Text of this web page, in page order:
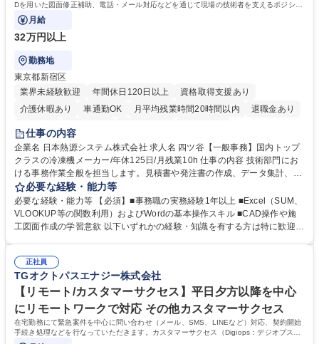
Dを用いた図面修正補助、電話・メール対応などを通じて現場の技術者を支えるポジショ
ンです。
月給
32万円以上
勤務地
東京都新宿区
業界未経験歓迎
年間休日120日以上
資格取得支援あり
介護休暇あり
車通勤OK 月平均残業時間20時間以内
退職金あり
賞与あり
交通費支給
仕事の内容
企業名 日本熱源システム株式会社 求人名 四ツ谷【一般事務】国内トップ
クラスの冷凍機メーカー/年休125日/月残業10h 仕事の内容 技術部門にお
ける事務作業全般を担当します。見積書や発注書の作成、データ集計、C
ADを用いた図面修正補助、電話・メール対応などを通じて現場の技術者
を支えるポジションです。 【仕事内容】■資料の整理、作成、ファイリン
グ、受発注等のデータ入力 ■工事見積書や発注書など案件に関する書面の
作成および管理■Excel関数を用いたデータ集計および管理■CAD操作によ
中で少しずつ身につけられますので、専門知識を持たない方でも安心して
ご応募いただけます。 募集職種 四ツ谷【一般事務】国内トップクラスの
冷凍機メーカー/年休125日/月残業10h
必要な経験・能力等
必要な経験・能力等 【必須】■事務職の実務経験1年以上 ■Excel（SUM、
VLOOKUP等の関数利用）およびWordの基本操作スキル ■CAD操作や施
工図面作成の学習意欲 以下いずれかの経験・知識を有する方は特に歓迎し
を使用しますが既存フォーマットへの入力・修正が中心です。一から関数
を組むことはありませんのでご安心ください。 学歴・資格 学歴：大学院
大学 高専 短大 専修学校 高校 語学力： 資格：第一種運転免許普通自動車
正社員
TGオクトパスエナジー株式会社
【リモート/カスタマーサクセス】平日夕方以降を中心
にリモートワークで対応 その他カスタマーサクセス
在宅勤務にて緊急案件を中心に問い合わせ（メール、SMS、LINEなど）対応、契約開始
手続き処理などを行なっていただきます。カスタマーサクセス（Digiops：デジオプス）
と運用構築の業務となります。